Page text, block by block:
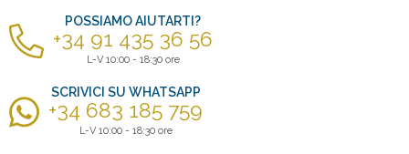
POSSIAMO AIUTARTI?
+34 91 435 36 56
L-V 10:00 - 18:30 ore
SCRIVICI SU WHATSAPP
+34 683 185 759
L-V 10:00 - 18:30 ore